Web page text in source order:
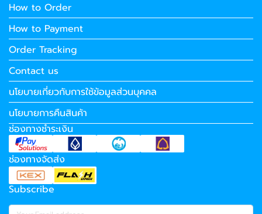
How to Order
How to Payment
Order Tracking
Contact us
นโยบายเกี่ยวกับการใช้ข้อมูลส่วนบุคคล
นโยบายการคืนสินค้า
ช่องทางชำระเงิน
ช่องทางจัดส่ง
Subscribe